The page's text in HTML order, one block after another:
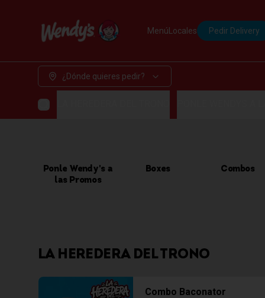
Menú Locales Pedir Delivery
¿Dónde quieres pedir?
Ponle Wendy's a
las Promos
Boxes Combos
LA HEREDERA DEL TRONO
Combo Baconator